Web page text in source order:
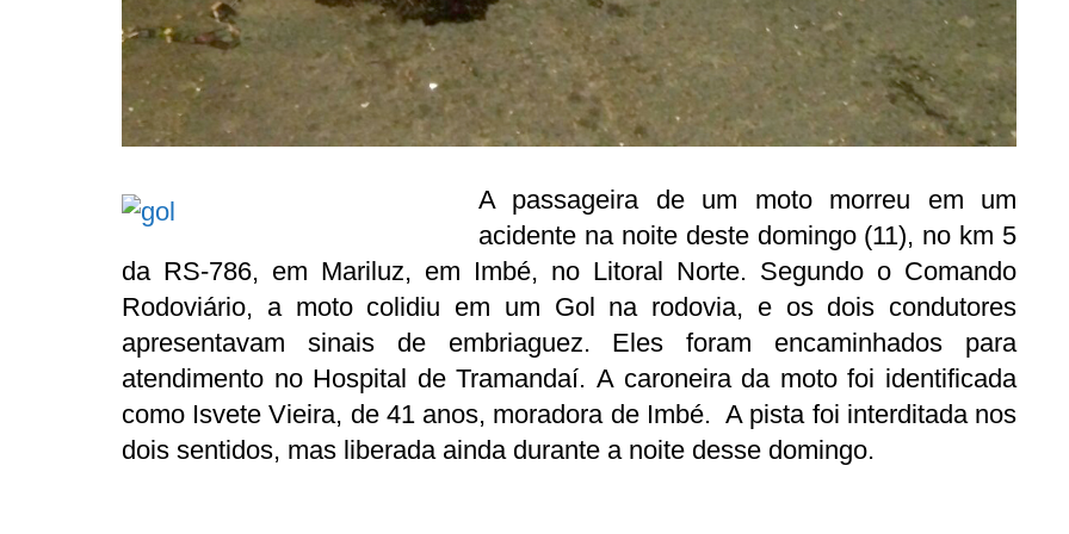
A passageira de um moto morreu em um
acidente na noite deste domingo (11), no km 5
da RS-786, em Mariluz, em Imbé, no Litoral Norte. Segundo o Comando
Rodoviário, a moto colidiu em um Gol na rodovia, e os dois condutores
apresentavam sinais de embriaguez. Eles foram encaminhados para
atendimento no Hospital de Tramandaí. A caroneira da moto foi identificada
como Isvete Vieira, de 41 anos, moradora de Imbé. A pista foi interditada nos
dois sentidos, mas liberada ainda durante a noite desse domingo.